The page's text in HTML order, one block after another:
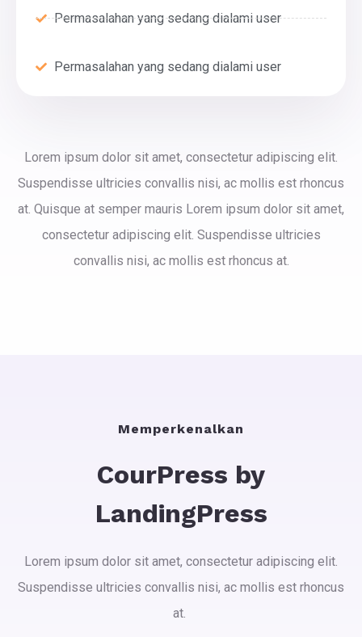
Permasalahan yang sedang dialami user
Permasalahan yang sedang dialami user
Lorem ipsum dolor sit amet, consectetur adipiscing elit.
Suspendisse ultricies convallis nisi, ac mollis est rhoncus
at. Quisque at semper mauris Lorem ipsum dolor sit amet,
consectetur adipiscing elit. Suspendisse ultricies
convallis nisi, ac mollis est rhoncus at.
Memperkenalkan
CourPress by
LandingPress
Lorem ipsum dolor sit amet, consectetur adipiscing elit.
Suspendisse ultricies convallis nisi, ac mollis est rhoncus
at.